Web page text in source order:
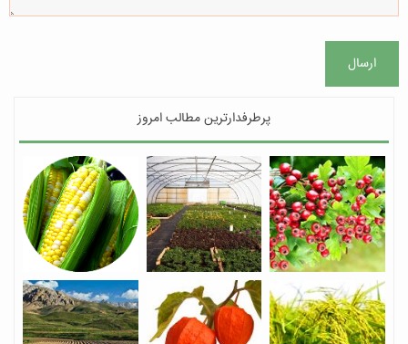
ارسال
پرطرفدارترین مطالب امروز